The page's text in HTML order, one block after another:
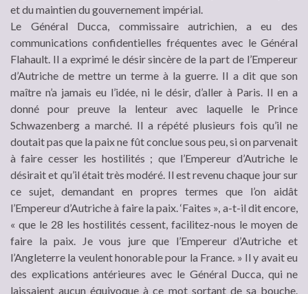
et du maintien du gouvernement impérial.
Le Général Ducca, commissaire autrichien, a eu des
communications confidentielles fréquentes avec le Général
Flahault. Il a exprimé le désir sincère de la part de l’Empereur
d’Autriche de mettre un terme à la guerre. Il a dit que son
maître n’a jamais eu l’idée, ni le désir, d’aller à Paris. Il en a
donné pour preuve la lenteur avec laquelle le Prince
Schwazenberg a marché. Il a répété plusieurs fois qu’il ne
doutait pas que la paix ne fût conclue sous peu, si on parvenait
à faire cesser les hostilités ; que l’Empereur d’Autriche le
désirait et qu’il était très modéré. Il est revenu chaque jour sur
ce sujet, demandant en propres termes que l’on aidât
l’Empereur d’Autriche à faire la paix. ‘Faites », a-t-il dit encore,
« que le 28 les hostilités cessent, facilitez-nous le moyen de
faire la paix. Je vous jure que l’Empereur d’Autriche et
l’Angleterre la veulent honorable pour la France. » Il y avait eu
des explications antérieures avec le Général Ducca, qui ne
laissaient aucun équivoque à ce mot sortant de sa bouche.